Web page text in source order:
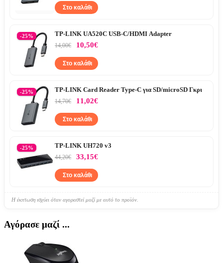
Στο καλάθι
-25% TP-LINK UA520C USB-C/HDMI Adapter
14,00€ 10,50€
Στο καλάθι
-25% TP-LINK Card Reader Type-C για SD/microSD Γκρι
14,70€ 11,02€
Στο καλάθι
-25% TP-LINK UH720 v3
44,20€ 33,15€
Στο καλάθι
Η έκπτωση ισχύει όταν αγοραστεί μαζί με αυτό το προϊόν.
Αγόρασε μαζί ...